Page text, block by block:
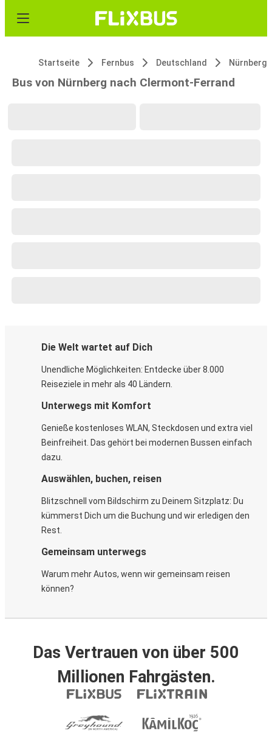
Startseite Fernbus Deutschland Nürnberg
Bus von Nürnberg nach Clermont-Ferrand
Die Welt wartet auf Dich
Unendliche Möglichkeiten: Entdecke über 8.000
Reiseziele in mehr als 40 Ländern.
Unterwegs mit Komfort
Genieße kostenloses WLAN, Steckdosen und extra viel
Beinfreiheit. Das gehört bei modernen Bussen einfach
dazu.
Auswählen, buchen, reisen
Blitzschnell vom Bildschirm zu Deinem Sitzplatz: Du
kümmerst Dich um die Buchung und wir erledigen den
Rest.
Gemeinsam unterwegs
Warum mehr Autos, wenn wir gemeinsam reisen
können?
Das Vertrauen von über 500
Millionen Fahrgästen.